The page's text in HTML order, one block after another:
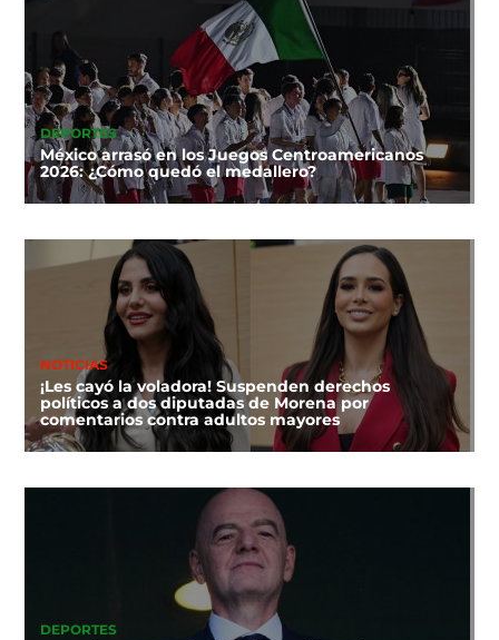
DEPORTES
México arrasó en los Juegos Centroamericanos
2026: ¿Cómo quedó el medallero?
NOTICIAS
¡Les cayó la voladora! Suspenden derechos
políticos a dos diputadas de Morena por
comentarios contra adultos mayores
DEPORTES